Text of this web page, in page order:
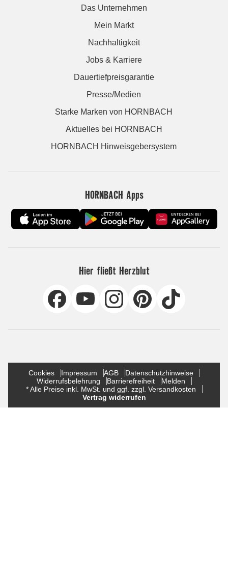
Das Unternehmen
Mein Markt
Nachhaltigkeit
Jobs & Karriere
Dauertiefpreisgarantie
Presse/Medien
Starke Marken von HORNBACH
Aktuelles bei HORNBACH
HORNBACH Hinweisgebersystem
HORNBACH Apps
Hier fließt Herzblut
Cookies Impressum AGB
Datenschutzhinweise
Widerrufsbelehrung
Barrierefreiheit
Melden
* Alle Preise inkl. MwSt. und ggf. zzgl. Versandkosten
Vertrag widerrufen